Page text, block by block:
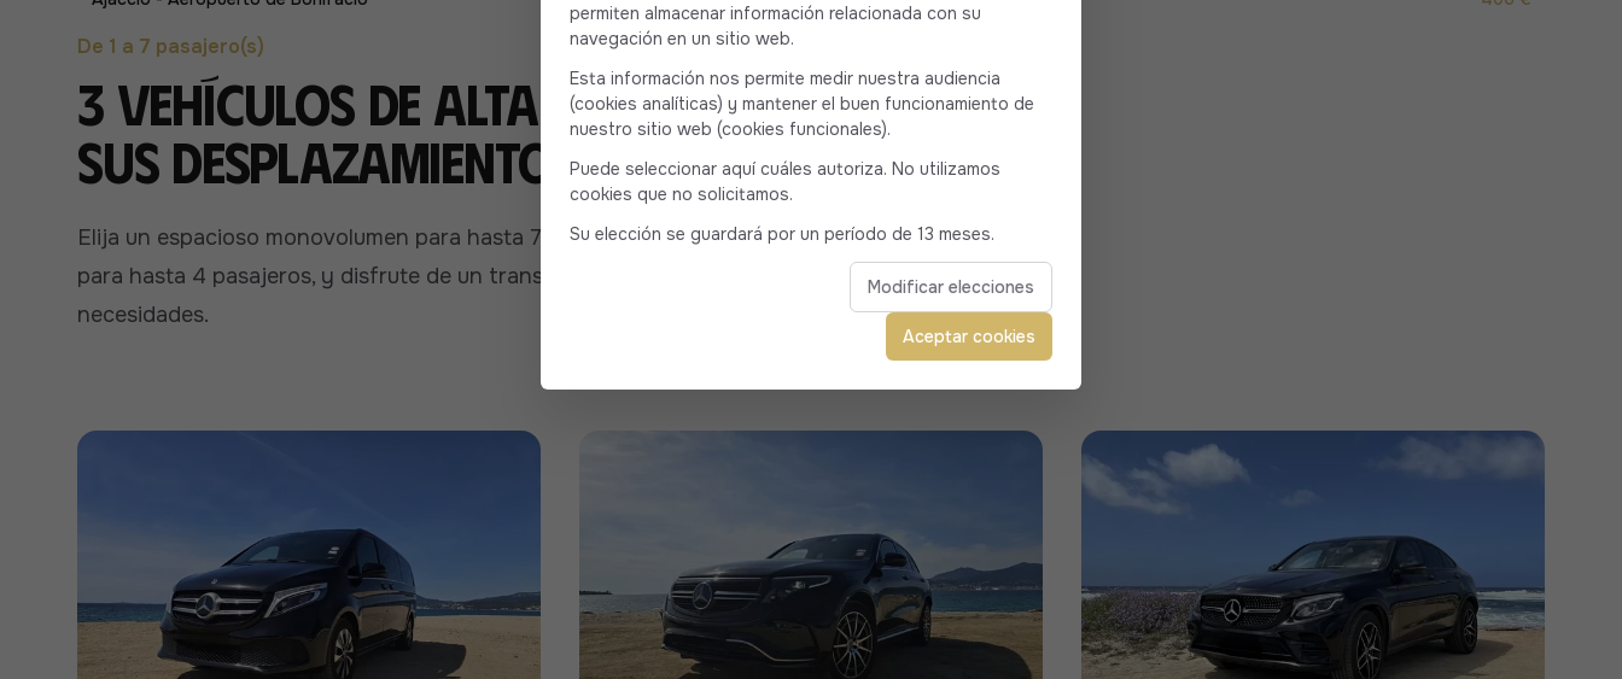
De 1 a 7 pasajero(s)
3 vehículos de alta gama para
sus desplazamientos en Ajaccio
Elija un espacioso monovolumen para hasta 7 personas o un cómodo coche
para hasta 4 pasajeros, y disfrute de un transporte adaptado a sus
necesidades.
permiten almacenar información relacionada con su
navegación en un sitio web.
Esta información nos permite medir nuestra audiencia
(cookies analíticas) y mantener el buen funcionamiento de
nuestro sitio web (cookies funcionales).
Puede seleccionar aquí cuáles autoriza. No utilizamos
cookies que no solicitamos.
Su elección se guardará por un período de 13 meses.
Modificar elecciones
Aceptar cookies